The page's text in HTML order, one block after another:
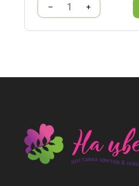
– 1 +